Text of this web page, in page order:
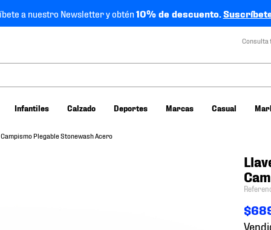
a nuestro Newsletter y obtén10% de descuento.
Consulta
Infantiles Calzado Deportes Marcas Casual
Plegable Stonewash Acero
$